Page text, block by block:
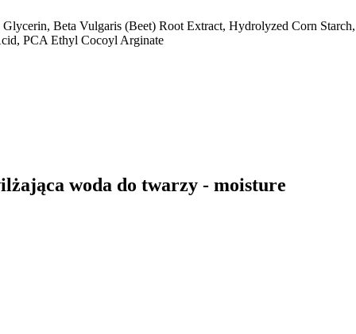
Beta Vulgaris (Beet) Root Extract, Hydrolyzed Corn
PCA Ethyl Cocoyl Arginate
woda do twarzy - moisture